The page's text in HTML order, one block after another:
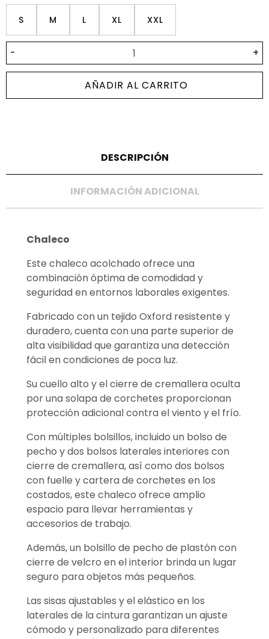
S M L XL XXL
- +
AÑADIR AL CARRITO
DESCRIPCIÓN
INFORMACIÓN ADICIONAL
Chaleco
Este chaleco acolchado ofrece una
combinación óptima de comodidad y
seguridad en entornos laborales exigentes.
Fabricado con un tejido Oxford resistente y
duradero, cuenta con una parte superior de
alta visibilidad que garantiza una detección
fácil en condiciones de poca luz.
Su cuello alto y el cierre de cremallera oculta
por una solapa de corchetes proporcionan
protección adicional contra el viento y el frío.
Con múltiples bolsillos, incluido un bolso de
pecho y dos bolsos laterales interiores con
cierre de cremallera, así como dos bolsos
con fuelle y cartera de corchetes en los
costados, este chaleco ofrece amplio
espacio para llevar herramientas y
accesorios de trabajo.
Además, un bolsillo de pecho de plastón con
cierre de velcro en el interior brinda un lugar
seguro para objetos más pequeños.
Las sisas ajustables y el elástico en los
laterales de la cintura garantizan un ajuste
cómodo y personalizado para diferentes